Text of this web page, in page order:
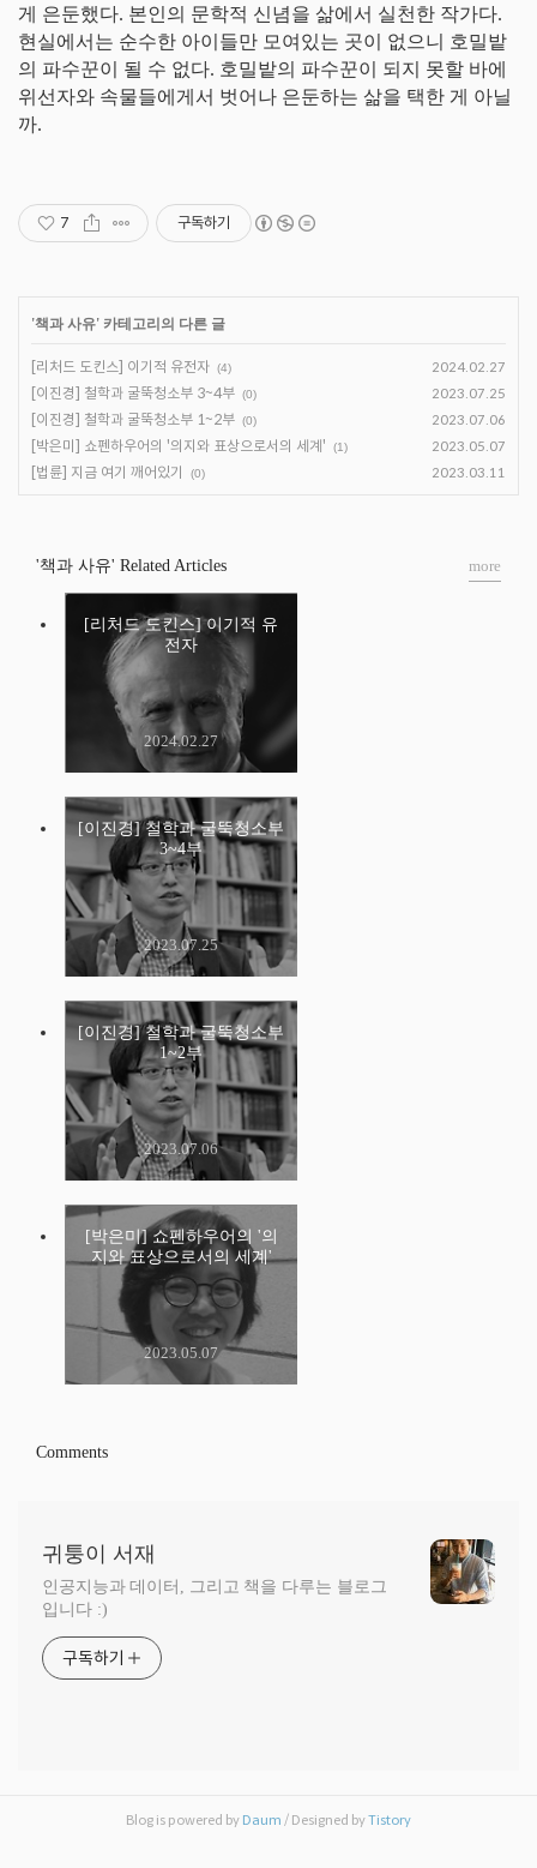
게 은둔했다. 본인의 문학적 신념을 삶에서 실천한 작가다.
현실에서는 순수한 아이들만 모여있는 곳이 없으니 호밀밭
의 파수꾼이 될 수 없다. 호밀밭의 파수꾼이 되지 못할 바에
위선자와 속물들에게서 벗어나 은둔하는 삶을 택한 게 아닐
까.
7 구독하기
'책과 사유' 카테고리의 다른 글
[리처드 도킨스] 이기적 유전자 (4) 2024.02.27
[이진경] 철학과 굴뚝청소부 3~4부 (0) 2023.07.25
[이진경] 철학과 굴뚝청소부 1~2부 (0) 2023.07.06
[박은미] 쇼펜하우어의 '의지와 표상으로서의 세계' (1) 2023.05.07
[법륜] 지금 여기 깨어있기 (0) 2023.03.11
'책과 사유' Related Articles
[리처드 도킨스] 이기적 유
전자
2024.02.27
[이진경] 철학과 굴뚝청소부
3~4부
2023.07.25
[이진경] 철학과 굴뚝청소부
1~2부
2023.07.06
[박은미] 쇼펜하우어의 '의
지와 표상으로서의 세계'
2023.05.07
more
Comments
귀퉁이 서재
인공지능과 데이터, 그리고 책을 다루는 블로그
입니다 :)
구독하기
Blog is powered by Daum / Designed byTistory